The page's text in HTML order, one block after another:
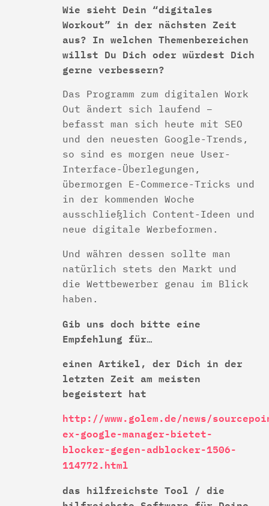
Wie sieht Dein “digitales
Workout” in der nächsten Zeit
aus? In welchen Themenbereichen
willst Du Dich oder würdest Dich
gerne verbessern?
Das Programm zum digitalen Work
Out ändert sich laufend –
befasst man sich heute mit SEO
und den neuesten Google-Trends,
so sind es morgen neue User-
Interface-Überlegungen,
übermorgen E-Commerce-Tricks und
in der kommenden Woche
ausschließlich Content-Ideen und
neue digitale Werbeformen.
Und währen dessen sollte man
natürlich stets den Markt und
die Wettbewerber genau im Blick
haben.
Gib uns doch bitte eine
Empfehlung für…
einen Artikel, der Dich in der
letzten Zeit am meisten
begeistert hat
http://www.golem.de/news/
ex-google-manager-bietet-
blocker-gegen-adblocker-1506-
114772.html
das hilfreichste Tool / die